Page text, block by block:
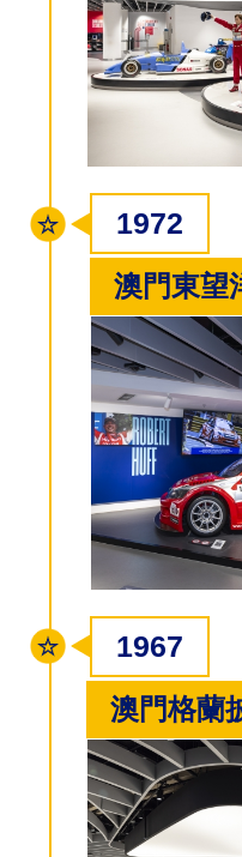
1972
澳門東望
1967
澳門格蘭